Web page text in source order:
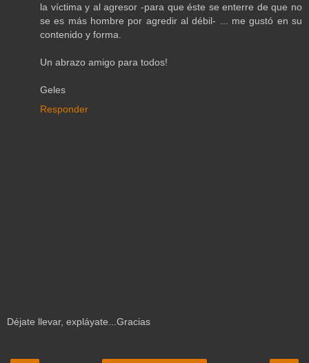
la víctima y al agresor -para que éste se enterre de que no
se es más hombre por agredir al débil- ... me gustó en su
contenido y forma.
Un abrazo amigo para todos!
Geles
Responder
Déjate llevar, expláyate...Gracias